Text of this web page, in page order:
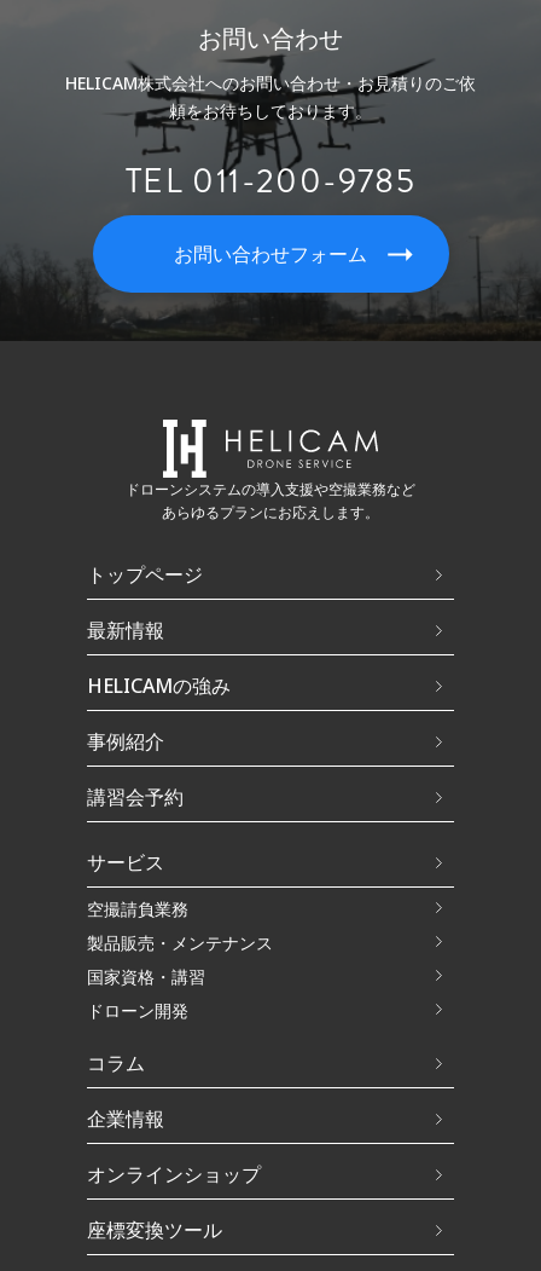
お問い合わせ
HELICAM株式会社へのお問い合わせ・お見積りのご依
頼をお待ちしております。
TEL 011-200-9785
お問い合わせフォーム
ドローンシステムの導入支援や空撮業務など
あらゆるプランにお応えします。
トップページ
最新情報
HELICAMの強み
事例紹介
講習会予約
サービス
空撮請負業務
製品販売・メンテナンス
国家資格・講習
ドローン開発
コラム
企業情報
オンラインショップ
座標変換ツール